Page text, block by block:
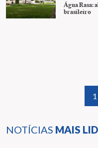
NOTÍCIAS MAIS
Água Rasa:
brasileiro
1